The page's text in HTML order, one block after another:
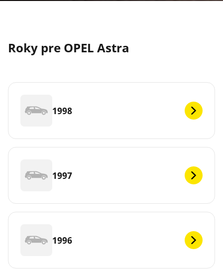
Roky pre OPEL Astra
1998
1997
1996